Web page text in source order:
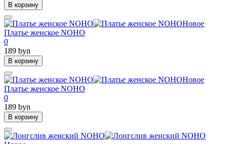
В корзину
Новое
Платье женское NOHO
0
189 byn
В корзину
Новое
Платье женское NOHO
0
189 byn
В корзину